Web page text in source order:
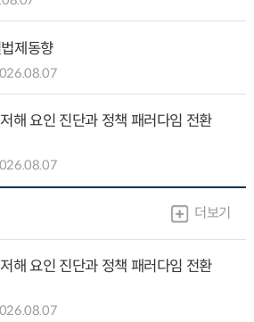
제동향
해 요인 진단과 정책 패러다임 전환
더보기
해 요인 진단과 정책 패러다임 전환